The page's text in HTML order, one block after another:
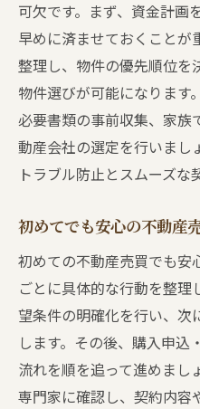
対策
中古不動産売買
中古物件購入時
不動産売買契約の注
不動産売買契約
契約書で押さえる
注意したい不動産
契約当日の不動
不動産売買契約
買主目線で見る不動
買主の立場から
買主が知ってお
可欠です。まず、資金計画
早めに済ませておくことが
整理し、物件の優先順位を
物件選びが可能になります
必要書類の事前収集、家族
動産会社の選定を行いまし
トラブル防止とスムーズな
初めてでも安心の不動産
初めての不動産売買でも安
ごとに具体的な行動を整理
望条件の明確化を行い、次
します。その後、購入申
流れを順を追って進めまし
専門家に確認し、契約内容